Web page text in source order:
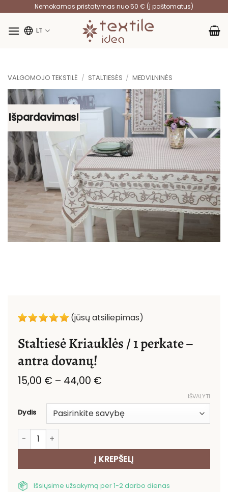
content
Nemokamas pristatymas nuo 50 € (į paštomatus)
LT
VALGOMOJO TEKSTILĖ / STALTIESĖS / MEDVILNINĖS
Išpardavimas!
(jūsų atsiliepimas)
Staltiesė Kriauklės / 1 perkate –
antra dovanų!
15,00 € – 44,00 €
through
44,00 €
Dydis
IŠVALYTI
produkto kiekis: Staltiesė Kriauklės / 1 perkate – antra
Į KREPŠELĮ
Išsiųsime užsakymą per 1-2 darbo dienas